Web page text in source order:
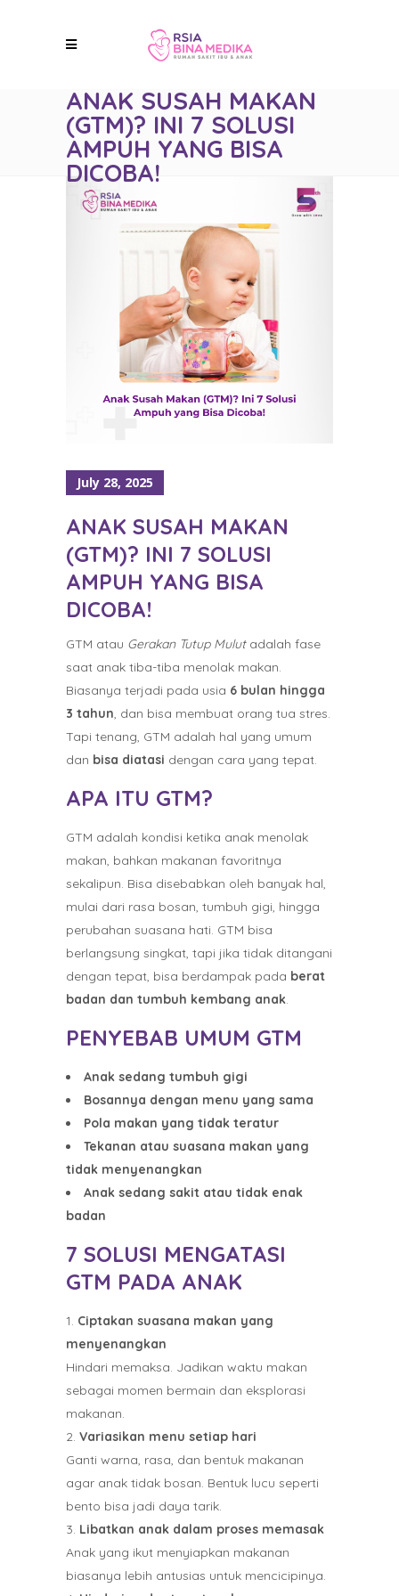
ANAK SUSAH MAKAN
(GTM)? INI 7 SOLUSI
AMPUH YANG BISA
DICOBA!
July 28, 2025
ANAK SUSAH MAKAN
(GTM)? INI 7 SOLUSI
AMPUH YANG BISA
DICOBA!
GTM atau Gerakan Tutup Mulutadalah fase
saat anak tiba-tiba menolak makan.
Biasanya terjadi pada usia 6 bulan hingga
3 tahun, dan bisa membuat orang tua stres.
Tapi tenang, GTM adalah hal yang umum
dan bisa diatasi dengan cara yang tepat.
APA ITU GTM?
GTM adalah kondisi ketika anak menolak
makan, bahkan makanan favoritnya
sekalipun. Bisa disebabkan oleh banyak hal,
mulai dari rasa bosan, tumbuh gigi, hingga
perubahan suasana hati. GTM bisa
berlangsung singkat, tapi jika tidak ditangani
dengan tepat, bisa berdampak pada berat
badan dan tumbuh kembang anak.
PENYEBAB UMUM GTM
Anak sedang tumbuh gigi
Bosannya dengan menu yang sama
Pola makan yang tidak teratur
Tekanan atau suasana makan yang
tidak menyenangkan
Anak sedang sakit atau tidak enak
badan
7 SOLUSI MENGATASI
GTM PADA ANAK
Ciptakan suasana makan yang
menyenangkan
Hindari memaksa. Jadikan waktu makan
sebagai momen bermain dan eksplorasi
makanan.
Variasikan menu setiap hari
Ganti warna, rasa, dan bentuk makanan
agar anak tidak bosan. Bentuk lucu seperti
bento bisa jadi daya tarik.
Libatkan anak dalam proses memasak
Anak yang ikut menyiapkan makanan
biasanya lebih antusias untuk mencicipinya.